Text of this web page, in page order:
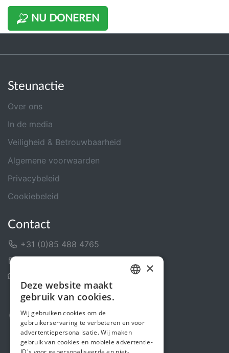
NU DONEREN
Steunactie
Over ons
In de media
Veiligheid & Betrouwbaarheid
Algemene voorwaarden
Privacybeleid
Cookiebeleid
Contact
+31 (0)85 488 4765
ENGLISH
×
Deze website maakt
gebruik van cookies.
Wij gebruiken cookies om de
gebruikerservaring te verbeteren en voor
advertentiepersonalisatie. Wij maken
gebruik van cookies en mobiele advertentie-